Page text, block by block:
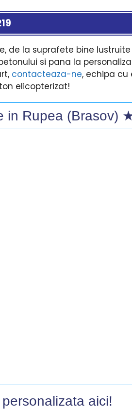
de la suprafete bine
si pana la
contacteaza-ne, echipa cu
elicopterizat!
in Rupea (Brasov)
aici!